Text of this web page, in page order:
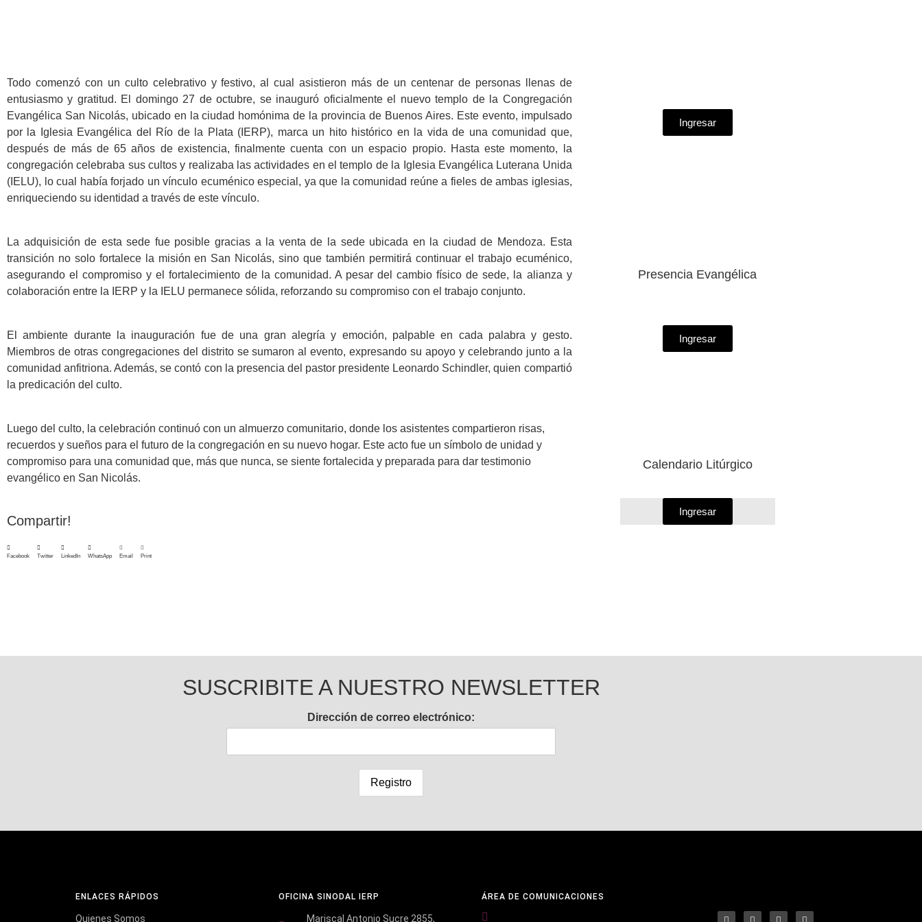
Todo comenzó con un culto celebrativo y festivo, al cual asistieron más de un centenar de personas llenas de
entusiasmo y gratitud. El domingo 27 de octubre, se inauguró oficialmente el nuevo templo de la Congregación
Evangélica San Nicolás, ubicado en la ciudad homónima de la provincia de Buenos Aires. Este evento, impulsado
por la Iglesia Evangélica del Río de la Plata (IERP), marca un hito histórico en la vida de una comunidad que,
después de más de 65 años de existencia, finalmente cuenta con un espacio propio. Hasta este momento, la
congregación celebraba sus cultos y realizaba las actividades en el templo de la Iglesia Evangélica Luterana Unida
(IELU), lo cual había forjado un vínculo ecuménico especial, ya que la comunidad reúne a fieles de ambas iglesias,
enriqueciendo su identidad a través de este vínculo.
La adquisición de esta sede fue posible gracias a la venta de la sede ubicada en la ciudad de Mendoza. Esta
transición no solo fortalece la misión en San Nicolás, sino que también permitirá continuar el trabajo ecuménico,
asegurando el compromiso y el fortalecimiento de la comunidad. A pesar del cambio físico de sede, la alianza y
colaboración entre la IERP y la IELU permanece sólida, reforzando su compromiso con el trabajo conjunto.
El ambiente durante la inauguración fue de una gran alegría y emoción, palpable en cada palabra y gesto.
Miembros de otras congregaciones del distrito se sumaron al evento, expresando su apoyo y celebrando junto a la
comunidad anfitriona. Además, se contó con la presencia del pastor presidente Leonardo Schindler, quien compartió
la predicación del culto.
Luego del culto, la celebración continuó con un almuerzo comunitario, donde los asistentes compartieron risas,
recuerdos y sueños para el futuro de la congregación en su nuevo hogar. Este acto fue un símbolo de unidad y
compromiso para una comunidad que, más que nunca, se siente fortalecida y preparada para dar testimonio
evangélico en San Nicolás.
Compartir!
Facebook Twitter LinkedIn WhatsApp Email Print
Ingresar
Presencia Evangélica
Ingresar
Calendario Litúrgico
Ingresar
SUSCRIBITE A NUESTRO NEWSLETTER
Dirección de correo electrónico:
ENLACES RÁPIDOS
Quienes Somos
OFICINA SINODAL IERP
Mariscal Antonio Sucre 2855,
ÁREA DE COMUNICACIONES